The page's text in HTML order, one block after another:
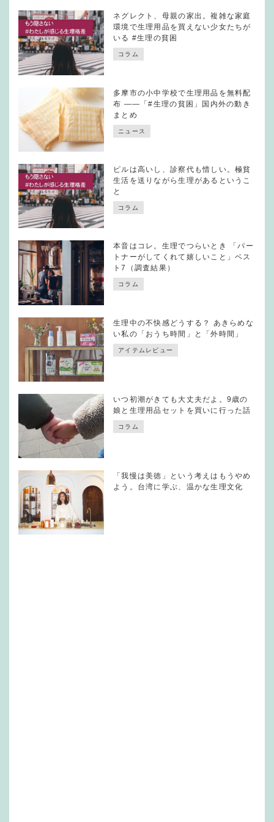
ネグレクト、母親の家出。複雑な家庭
環境で生理用品を買えない少女たちが
いる #生理の貧困
コラム
多摩市の小中学校で生理用品を無料配
布 ——「#生理の貧困」国内外の動き
まとめ
ニュース
ピルは高いし、診察代も惜しい。極貧
生活を送りながら生理があるというこ
と
コラム
本音はコレ。生理でつらいとき 「パー
トナーがしてくれて嬉しいこと」ベス
ト7（調査結果）
コラム
生理中の不快感どうする？ あきらめな
い私の「おうち時間」と「外時間」
アイテムレビュー
いつ初潮がきても大丈夫だよ。9歳の
娘と生理用品セットを買いに行った話
コラム
「我慢は美徳」という考えはもうやめ
よう。台湾に学ぶ、温かな生理文化